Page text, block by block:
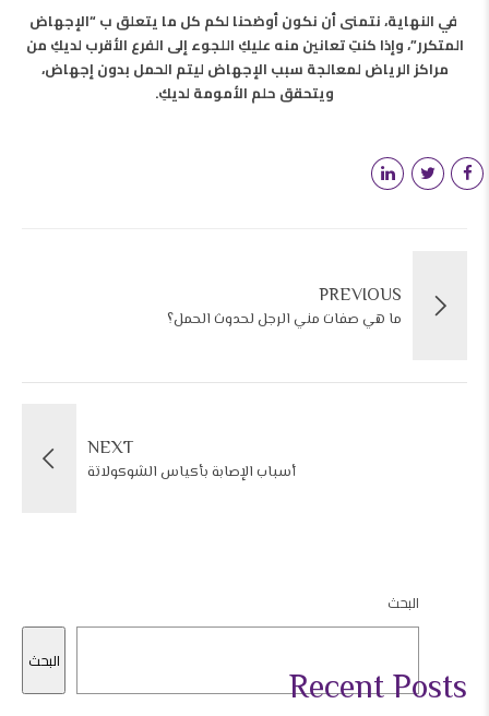
في النهاية، نتمنى أن نكون أوضحنا لكم كل ما يتعلق ب “الإجهاض
المتكرر”، وإذا كنتِ تعانين منه عليكِ اللجوء إلى الفرع الأقرب لديكِ من
مراكز الرياض لمعالجة سبب الإجهاض ليتم الحمل بدون إجهاض،
ويتحقق حلم الأمومة لديكِ.
PREVIOUS
ما هي صفات مني الرجل لحدوث الحمل؟
NEXT
أسباب الإصابة بأكياس الشوكولاتة
البحث
البحث
Recent Posts